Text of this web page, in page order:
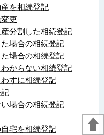
を相続登記
更
分割した相続登記
場合の相続登記
場合の相続登記
からない相続登記
ずに相続登記
記
場合の相続登記
宅を相続登記